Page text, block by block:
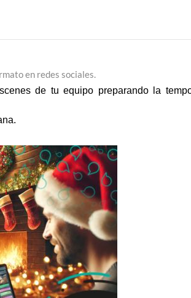
en redes sociales.
de tu equipo preparando la